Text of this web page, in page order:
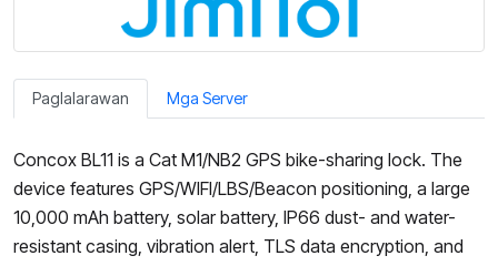
Paglalarawan Mga Server
Concox BL11 is a Cat M1/NB2 GPS bike-sharing lock. The
device features GPS/WIFI/LBS/Beacon positioning, a large
10,000 mAh battery, solar battery, IP66 dust- and water-
resistant casing, vibration alert, TLS data encryption, and